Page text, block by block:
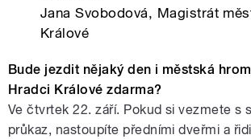
Jana Svobodová, Magistrát
Králové
Bude jezdit nějaký den i městská
Hradci Králové zdarma?
Ve čtvrtek 22. září. Pokud si vezmete s
průkaz, nastoupíte předními dveřmi a